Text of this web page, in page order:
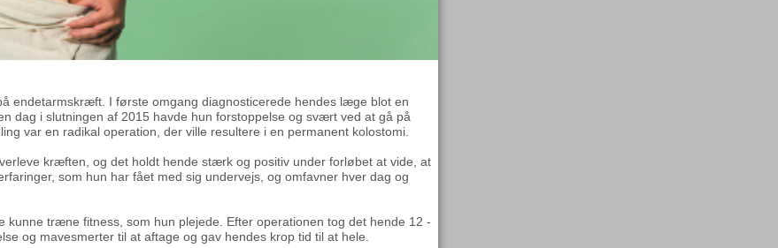
endetarmskræft. I første omgang diagnosticerede hendes læge blot en
dag i slutningen af 2015 havde hun forstoppelse og svært ved at gå på
var en radikal operation, der ville resultere i en permanent kolostomi.
kræften, og det holdt hende stærk og positiv under forløbet at vide, at
som hun har fået med sig undervejs, og omfavner hver dag og
træne fitness, som hun plejede. Efter operationen tog det hende 12 -
og mavesmerter til at aftage og gav hendes krop tid til at hele.